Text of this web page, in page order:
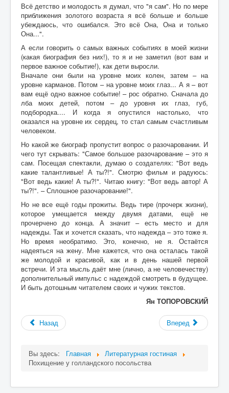
Всё детство и молодость я думал, что "я сам". Но по мере
приближения золотого возраста я всё больше и больше
убеждаюсь, что ошибался. Это всё Она, Она и только
Она...".
А если говорить о самых важных событиях в моей жизни
(какая биография без них!), то я и не заметил (вот вам и
первое важное событие!), как дети выросли.
Вначале они были на уровне моих колен, затем – на
уровне карманов. Потом – на уровне моих глаз... А я – вот
вам ещё одно важное событие! – рос обратно. Сначала до
лба моих детей, потом – до уровня их глаз, губ,
подбородка.... И когда я опустился настолько, что
оказался на уровне их сердец, то стал самым счастливым
человеком.
Но какой же биограф пропустит вопрос о разочаровании. И
чего тут скрывать: "Самое большое разочарование – это я
сам. Посещая спектакли, думаю о создателях: "Вот ведь
какие талантливые! А ты?!". Смотрю фильм и радуюсь:
"Вот ведь какие! А ты?!". Читаю книгу: "Вот ведь автор! А
ты?!". – Сплошное разочарование!".
Но не все ещё годы прожиты. Ведь тире (прочерк жизни),
которое умещается между двумя датами, ещё не
прочерчено до конца. А значит – есть место и для
надежды. Так и хочется сказать, что надежда – это тоже я.
Но время необратимо. Это, конечно, не я. Остаётся
надеяться на жену. Мне кажется, что она осталась такой
же молодой и красивой, как и в день нашей первой
встречи. И эта мысль даёт мне (лично, а не человечеству)
дополнительный импульс с надеждой смотреть в будущее.
И быть дотошным читателем своих и чужих текстов.
Ян ТОПОРОВСКИЙ
Назад Вперед
Вы здесь: Главная
Литературная гостиная
Похищение у голландского посольства